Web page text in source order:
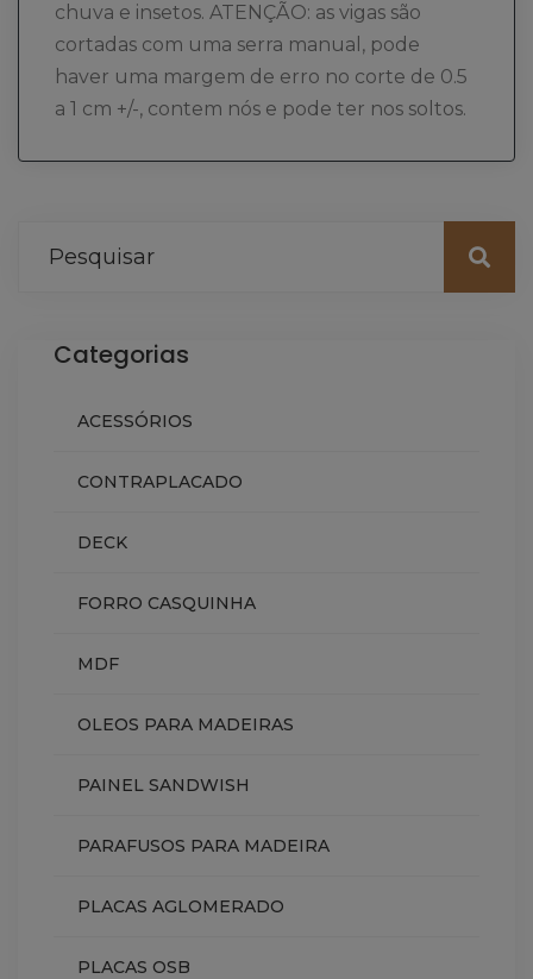
chuva e insetos. ATENÇÃO: as vigas são
cortadas com uma serra manual, pode
haver uma margem de erro no corte de 0.5
a 1 cm +/-, contem nós e pode ter nos soltos.
Categorias
ACESSÓRIOS
CONTRAPLACADO
DECK
FORRO CASQUINHA
MDF
OLEOS PARA MADEIRAS
PAINEL SANDWISH
PARAFUSOS PARA MADEIRA
PLACAS AGLOMERADO
PLACAS OSB